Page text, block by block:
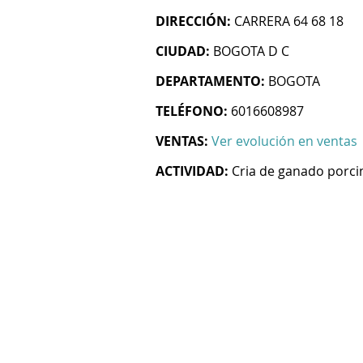
DIRECCIÓN: CARRERA 64 68 18
CIUDAD: BOGOTA D C
DEPARTAMENTO: BOGOTA
TELÉFONO: 6016608987
VENTAS: Ver evolución en ventas
ACTIVIDAD: Cria de ganado